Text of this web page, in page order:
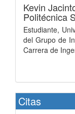
Kevin
Politécnica
Estudiante,
del Grupo de
Carrera de
Citas